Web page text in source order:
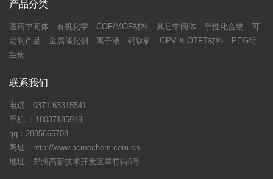
产品分类
医药中间体 有机化学 COF/MOF材料 其它中间体 手性化合物
可
定制产品
金属催化剂 离子液 钙钛矿 OPV & OTFT材料
PEG衍
生物
联系我们
电话：0371-63315541
手机 ：18037185919
qq：2885665708
网址：http://www.acmechem.com.cn
地址：郑州高新技术开发区翠竹街6号